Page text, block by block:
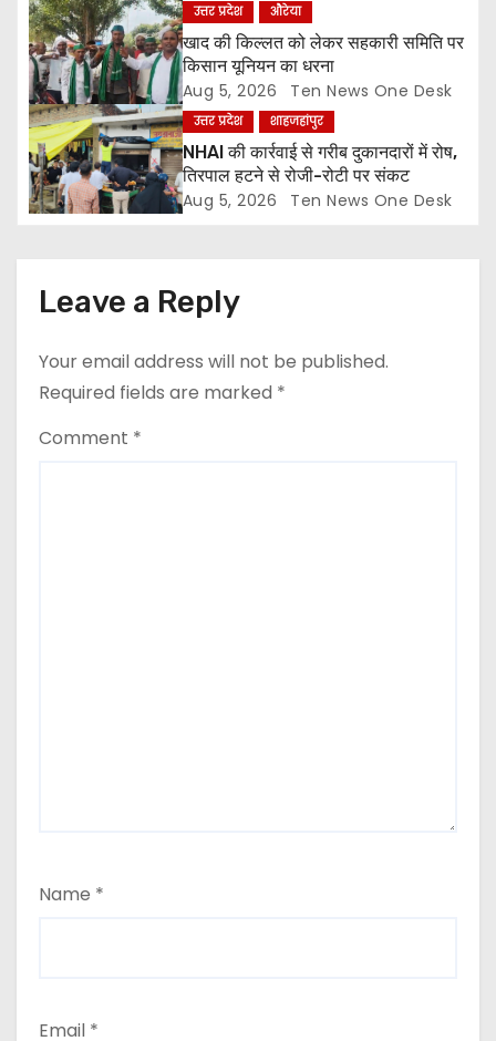
i
o
n
उत्तर प्रदेश औरेया
खाद की किल्लत को लेकर सहकारी समिति पर
किसान यूनियन का धरना
Aug 5, 2026 Ten News One Desk
उत्तर प्रदेश शाहजहांपुर
NHAI की कार्रवाई से गरीब दुकानदारों में रोष,
तिरपाल हटने से रोजी-रोटी पर संकट
Aug 5, 2026 Ten News One Desk
Leave a Reply
Your email address will not be published.
Required fields are marked *
Comment *
Name *
Email *